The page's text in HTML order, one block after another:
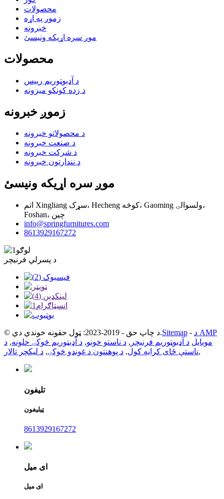
محصولات
زموږ په اړه
خبرونه
موږ سره اړیکه ونیسئ
محصولات
د آډیوټوریم رییس
د زده کونکو میزونه
زموږ خبرونه
د محصولاتو خبرونه
د صنعت خبرونه
د شرکت خبرونه
د نندارتون خبرونه
موږ سره اړیکه ونیسئ
اتم Xingliang سړک، Hecheng کوڅه، Gaoming ولسوالۍ،
Foshan، چين
info@springfurnitures.com
8613929167272
د پسرلي فرنیچر
© د چاپ حق - 2019-2023: ټول حقونه خوندي دي.Sitemap - د AMP
موبایل د آډیوټوریم فرنیچر , د ناستو خونو, د آډیټوریم څوکۍ حلونه, د
ناستې ځای کرایه کول, د پوهنتون د غونډو څوکۍ, د لیکچر تالار ,
تلیفون
ټیلیفون
8613929167272
ای میل
ای میل